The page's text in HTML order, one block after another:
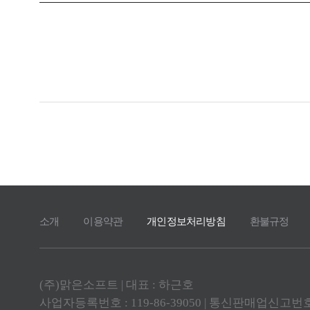
소개 이용약관 개인정보처리방침 환불규정
(주)맑은소프트 | 대표 : 하근호
사업자등록번호 : 119-86-39050 | 통신판매업신고번